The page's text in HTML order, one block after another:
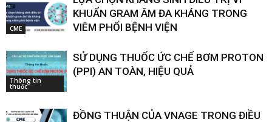
CME
KHUẨN GRAM ÂM ĐA KHÁNG TRONG
VIÊM PHỔI BỆNH VIỆN
Thông tin
thuốc
SỬ DỤNG THUỐC ỨC CHẾ BƠM PROTON
(PPI) AN TOÀN, HIỆU QUẢ
ĐỒNG THUẬN CỦA VNAGE TRONG ĐIỀU